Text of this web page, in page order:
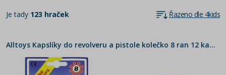
Je tady 123 hraček Řazeno dle 4kids
Alltoys Kapslíky do revolveru a pistole kolečko 8 ran 12 kapslí